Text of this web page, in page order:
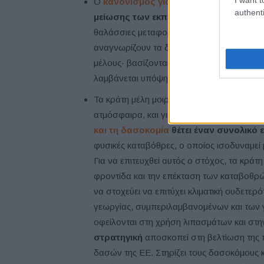
μείωσης των εκπομπών σε κάθε
θαλάσσιες μεταφορές, τη γεωργία, τα
αναγνωρίζουν τα διαφορετικά σημεία
μέλους· βασίζονται δε στο κατά
λαμβάνεται υπόψη η οικονομική
Τα κράτη μέλη μοιράζονται επίσης την
ατμόσφαιρα, και για τον λόγο αυτόν ο
και τη δασοκομία θέτει έναν
φυσικές καταβόθρες, ο οποίος
Για να επιτευχθεί αυτός ο στόχος, τα
φροντίδα και την επέκταση των
να στοχεύει να επιτύχει κλιματική
γεωργίας, συμπεριλαμβανομένων και
οφείλονται στη χρήση λιπασμάτων και
στρατηγική αποσκοπεί στη βελτίωση της
δασών της ΕΕ. Στηρίζει τους δασοκόμους